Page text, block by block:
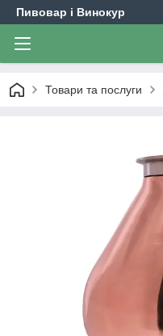
Пивовар і Винокур
Товари та послуги